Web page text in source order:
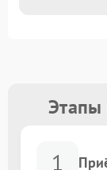
Этапы
1